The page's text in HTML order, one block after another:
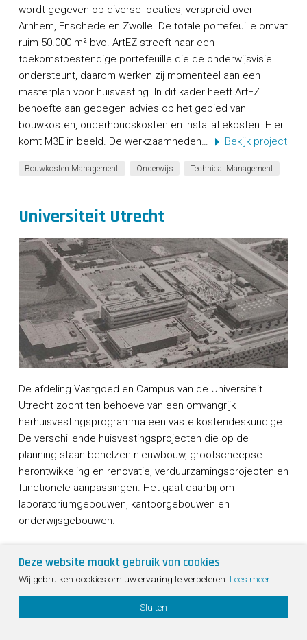
wordt gegeven op diverse locaties, verspreid over
Arnhem, Enschede en Zwolle. De totale portefeuille omvat
ruim 50.000 m² bvo. ArtEZ streeft naar een
toekomstbestendige portefeuille die de onderwijsvisie
ondersteunt, daarom werken zij momenteel aan een
masterplan voor huisvesting. In dit kader heeft ArtEZ
behoefte aan gedegen advies op het gebied van
bouwkosten, onderhoudskosten en installatiekosten. Hier
komt M3E in beeld. De werkzaamheden…
Bekijk project
Bouwkosten Management Onderwijs Technical Management
Universiteit Utrecht
De afdeling Vastgoed en Campus van de Universiteit
Utrecht zocht ten behoeve van een omvangrijk
herhuisvestingsprogramma een vaste kostendeskundige.
De verschillende huisvestingsprojecten die op de
planning staan behelzen nieuwbouw, grootscheepse
herontwikkeling en renovatie, verduurzamingsprojecten en
functionele aanpassingen. Het gaat daarbij om
laboratoriumgebouwen, kantoorgebouwen en
onderwijsgebouwen.
als kostendeskundige gekozen. Zij zullen als
sparringpartner…
Bekijk project
Deze website maakt gebruik van cookies
Wij gebruiken cookies om uw ervaring te verbeteren. Lees meer.
Sluiten